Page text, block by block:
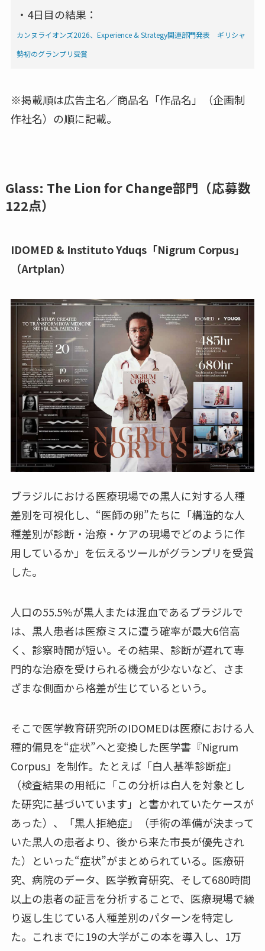
・4日目の結果：
カンヌライオンズ2026、Experience & Strategy関連部門発表 ギリシャ
勢初のグランプリ受賞
※掲載順は広告主名／商品名「作品名」（企画制
作社名）の順に記載。
Glass: The Lion for Change部門（応募数
122点）
IDOMED & Instituto Yduqs「Nigrum Corpus」
（Artplan）
ブラジルにおける医療現場での黒人に対する人種
差別を可視化し、“医師の卵”たちに「構造的な人
種差別が診断・治療・ケアの現場でどのように作
用しているか」を伝えるツールがグランプリを受賞
した。
人口の55.5%が黒人または混血であるブラジルで
は、黒人患者は医療ミスに遭う確率が最大6倍高
く、診察時間が短い。その結果、診断が遅れて専
門的な治療を受けられる機会が少ないなど、さま
ざまな側面から格差が生じているという。
そこで医学教育研究所のIDOMEDは医療における人
種的偏見を“症状”へと変換した医学書『Nigrum
Corpus』を制作。たとえば「白人基準診断症」
（検査結果の用紙に「この分析は白人を対象とし
た研究に基づいています」と書かれていたケースが
あった）、「黒人拒絶症」（手術の準備が決まって
いた黒人の患者より、後から来た市長が優先され
た）といった“症状”がまとめられている。医療研
究、病院のデータ、医学教育研究、そして680時間
以上の患者の証言を分析することで、医療現場で繰
り返し生じている人種差別のパターンを特定し
た。これまでに19の大学がこの本を導入し、1万